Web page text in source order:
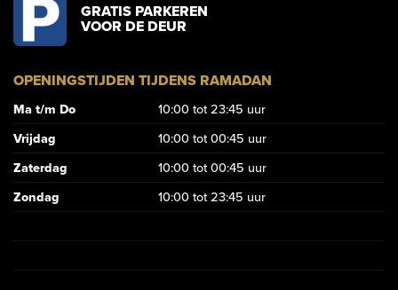
GRATIS PARKEREN
VOOR DE DEUR
OPENINGSTIJDEN TIJDENS RAMADAN
Ma t/m Do
10:00 tot 23:45 uur
Vrijdag
10:00 tot 00:45 uur
Zaterdag
10:00 tot 00:45 uur
Zondag
10:00 tot 23:45 uur